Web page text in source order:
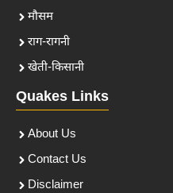
मौसम
राग-रागनी
खेती-किसानी
Quakes Links
About Us
Contact Us
Disclaimer